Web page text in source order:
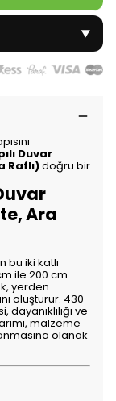
▼
Duvar
Raflı)doğru bir
Ara
bu iki katlı
ile 200 cm
yerden
oluşturur. 430
ve
malzeme
olanak